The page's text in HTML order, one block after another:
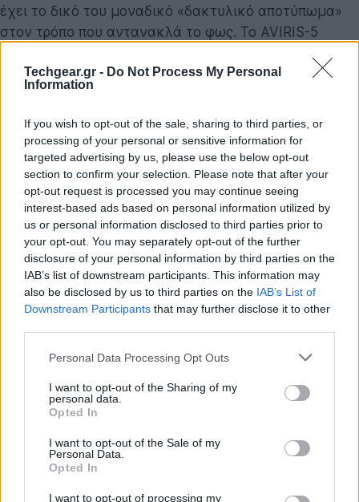
Techgear.gr - Do Not Process My Personal
Information
If you wish to opt-out of the sale, sharing to third parties, or
processing of your personal or sensitive information for
targeted advertising by us, please use the below opt-out
section to confirm your selection. Please note that after your
opt-out request is processed you may continue seeing
interest-based ads based on personal information utilized by
us or personal information disclosed to third parties prior to
your opt-out. You may separately opt-out of the further
disclosure of your personal information by third parties on the
IAB’s list of downstream participants. This information may
also be disclosed by us to third parties on the IAB’s List of
Downstream Participants that may further disclose it to other
Please note that this website/app uses one or more Google
not limited to your visit or usage behaviour. You may click to
grant or deny consent to Google and its third-party tags to
use your data for below specified purposes in below Google
consent section.
Personal Data Processing Opt Outs
I want to opt-out of the Sharing of my
personal data.
Opted In
I want to opt-out of the Sale of my
Personal Data.
Opted In
I want to opt-out of processing my
έχει το δικό του μοναδικό «δακτυλικό αποτύπωμα»
στον τρόπο που αντανακλά το φως. Το AVIRIS-5
με εντυπωσιακή ακρίβεια, επιτρέποντας στους
του εδάφους από τη στρατόσφαιρα.
Με μέγεθος παρόμοιο με αυτό ενός φούρνου
μικροκυμάτων, το νέο αυτό εργαλείο διαθέτει
διπλάσια ανάλυση σε σχέση με τους προκατόχους
του. Μπορεί να διακρίνει λεπτομέρειες στο έδαφος
από 30 εκατοστά έως 10 μέτρα, ανάλογα με το ύψος
πτήσης, προσφέροντας μια πρωτόγνωρη
«ακτινογραφία» της γης.
Η αποστολή GEMx και το κυνήγι θησαυρού
πρόγραμμαεντάσσεται στην ευρύτερη
πρωτοβουλίαGEMx(Geological Earth Mapping
NASA και το Γεωλογικό Ινστιτούτο των ΗΠΑ (USGS).
Ο στόχος είναι η χαρτογράφηση κρίσιμων ορυκτών
που είναι απαραίτητα για την ενεργειακή μετάβαση
και την εθνική ασφάλεια των ΗΠΑ (και όχι μόνο).